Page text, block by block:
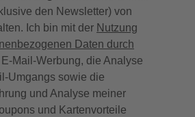
den Newsletter) von
Ich bin mit der Nutzung
Daten durch
E-Mail-Werbung, die Analyse
Umgangs sowie die
und Analyse meiner
und Kartenvorteile